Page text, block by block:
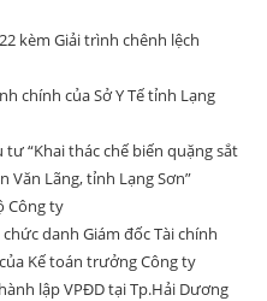
kèm Giải trình chênh lệch
chính của Sở Y Tế tỉnh Lạng
“Khai thác chế biến quặng sắt
Văn Lãng, tỉnh Lạng Sơn”
Công ty
danh Giám đốc Tài chính
Kế toán trưởng Công ty
lập VPĐD tại Tp.Hải Dương